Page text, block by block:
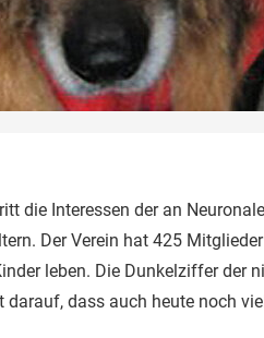
die Interessen der an
Der Verein hat 425
leben. Die Dunkelziffer der
dass auch heute noch